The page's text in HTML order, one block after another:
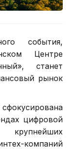
события,
Центре
станет
рынок
цифровой
компаний